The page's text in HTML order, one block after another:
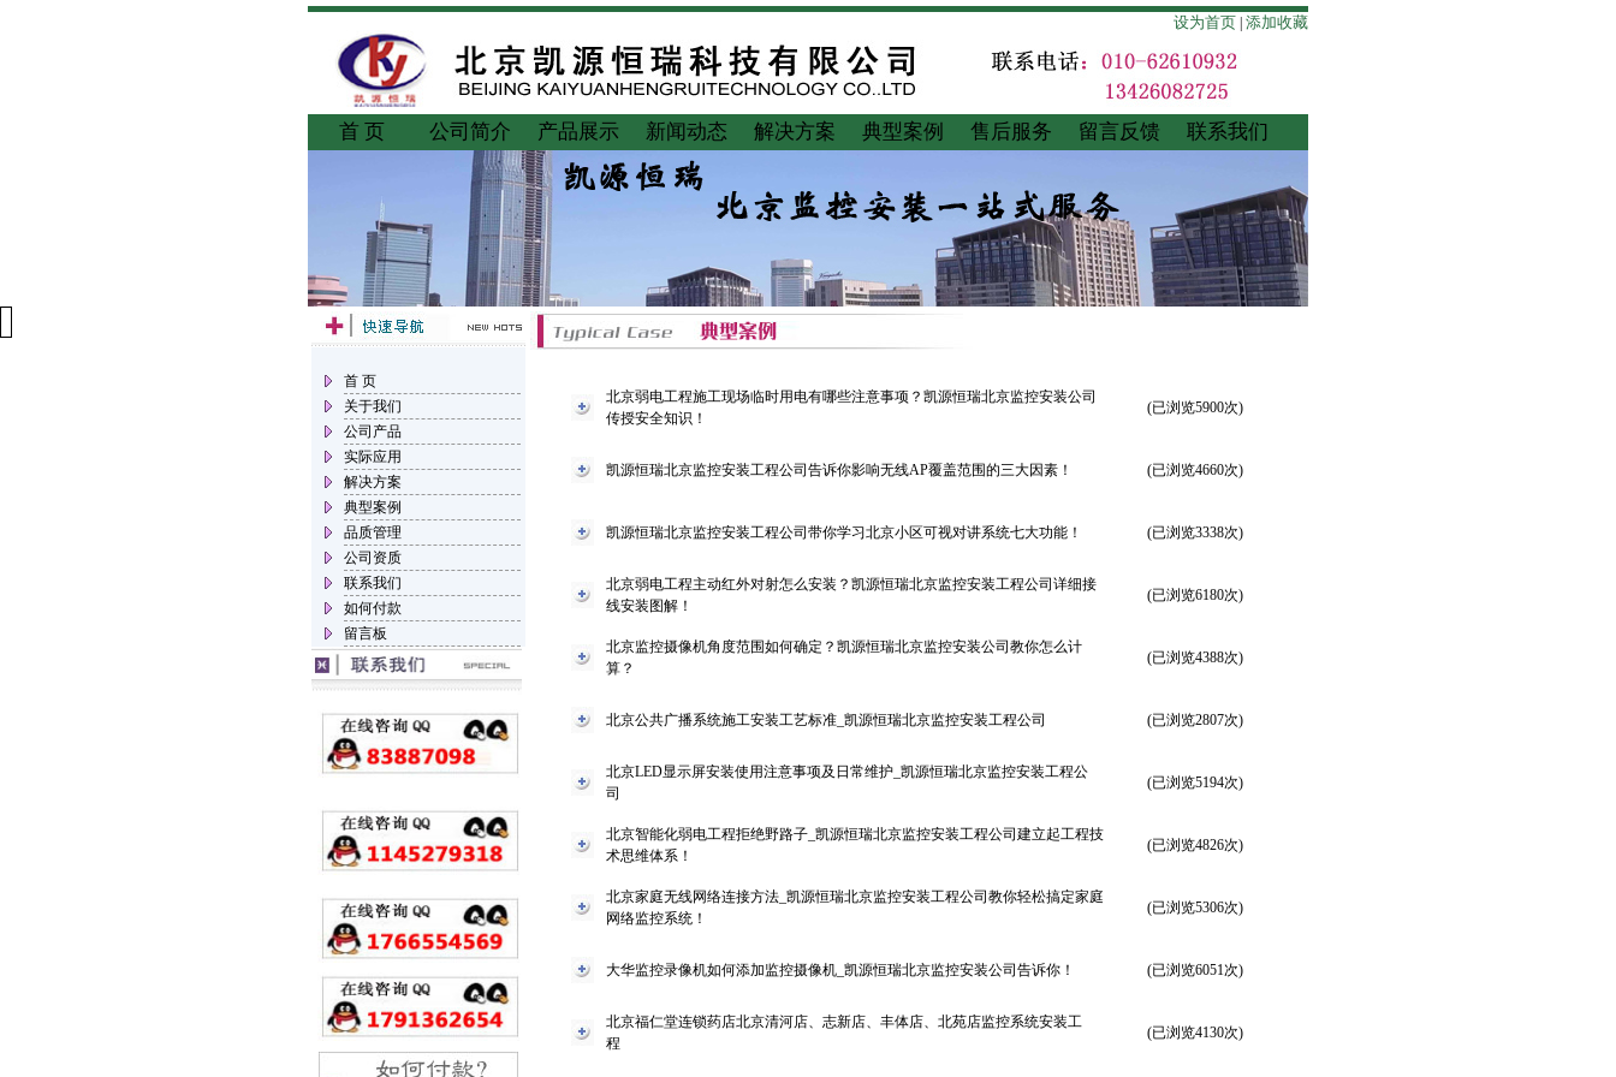
设为首页 添加收藏
首 页 公司简介 产品展示 新闻动态 解决方案 典型案例 售后服务 留言反馈 联系我们
首 页
关于我们
公司产品
实际应用
解决方案
典型案例
品质管理
公司资质
联系我们
如何付款
留言板
北京弱电工程施工现场临时用电有哪些注意事项？凯源恒瑞北京监控安装公司
传授安全知识！
(已浏览5900次)
凯源恒瑞北京监控安装工程公司告诉你影响无线AP覆盖范围的三大因素！ (已浏览4660次)
凯源恒瑞北京监控安装工程公司带你学习北京小区可视对讲系统七大功能！ (已浏览3338次)
北京弱电工程主动红外对射怎么安装？凯源恒瑞北京监控安装工程公司详细接
线安装图解！
(已浏览6180次)
北京监控摄像机角度范围如何确定？凯源恒瑞北京监控安装公司教你怎么计
算？
(已浏览4388次)
北京公共广播系统施工安装工艺标准_凯源恒瑞北京监控安装工程公司 (已浏览2807次)
北京LED显示屏安装使用注意事项及日常维护_凯源恒瑞北京监控安装工程公
司
(已浏览5194次)
北京智能化弱电工程拒绝野路子_凯源恒瑞北京监控安装工程公司建立起工程技
术思维体系！
(已浏览4826次)
北京家庭无线网络连接方法_凯源恒瑞北京监控安装工程公司教你轻松搞定家庭
网络监控系统！
(已浏览5306次)
大华监控录像机如何添加监控摄像机_凯源恒瑞北京监控安装公司告诉你！ (已浏览6051次)
北京福仁堂连锁药店北京清河店、志新店、丰体店、北苑店监控系统安装工
程
(已浏览4130次)